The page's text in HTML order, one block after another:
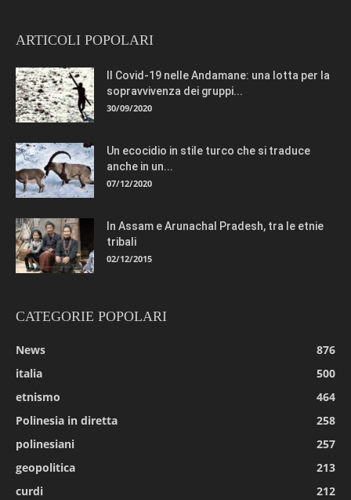
ARTICOLI POPOLARI
Il Covid-19 nelle Andamane: una lotta per la
sopravvivenza dei gruppi...
30/09/2020
Un ecocidio in stile turco che si traduce
anche in un...
07/12/2020
In Assam e Arunachal Pradesh, tra le etnie
tribali
02/12/2015
CATEGORIE POPOLARI
News
876
italia
500
etnismo
464
Polinesia in diretta
258
polinesiani
257
geopolitica
213
curdi
212